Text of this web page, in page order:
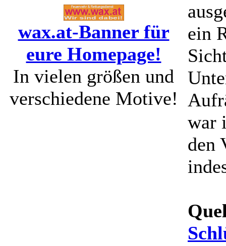
wax.at-Banner für
eure Homepage!
In vielen größen und
verschiedene Motive!
ein
war
den